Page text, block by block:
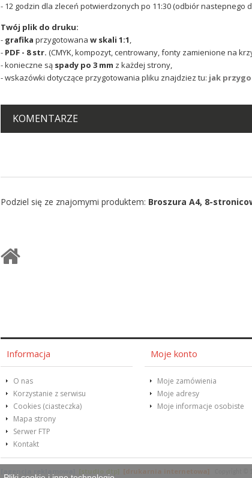
- 12 godzin dla zleceń potwierdzonych po 11:30 (odbiór nastepnego
Twój plik do druku:
- grafika przygotowana w skali 1:1,
- PDF - 8 str. (CMYK, kompozyt, centrowany, fonty zamienione na
- konieczne są spady po 3 mm z każdej strony,
- wskazówki dotyczące przygotowania pliku znajdziez tu: jak
KOMENTARZE
Podziel się ze znajomymi produktem: Broszura A4, 8-
Informacja
O nas
Korzystanie z serwisu
Cookies (ciasteczka)
Mapa strony
Serwer FTP
Kontakt
[studio dtp] [drukarnia internetowa]
Moje konto
Moje zamówienia
Moje adresy
Moje informacje osobiste